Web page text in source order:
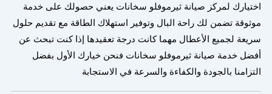
اختيارك لمركز صيانة ثيرموفلو سخانات يعني حصولك على خدمة
موثوقة تضمن لك راحة البال وتوفير استهلاك الطاقة مع تقديم حلول
سريعة لجميع الأعطال مهما كانت درجة تعقيدها إذا كنت تبحث عن
أفضل خدمة صيانة ثيرموفلو سخانات فنحن خيارك الأول بفضل
التزامنا بالجودة والكفاءة والسرعة في الاستجابة